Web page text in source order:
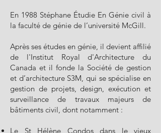
En 1988 Stéphane Étudie En Génie civil à
la faculté de génie de l’université McGill.
Après ses études en génie, il devient affilié
de l'Institut Royal d'Architecture du
Canada et il fonde la Société de gestion
et d’architecture S3M, qui se spécialise en
gestion de projets, design, exécution et
surveillance de travaux majeurs de
bâtiments civil, dont notamment :
Le St Hélène Condos dans le vieux